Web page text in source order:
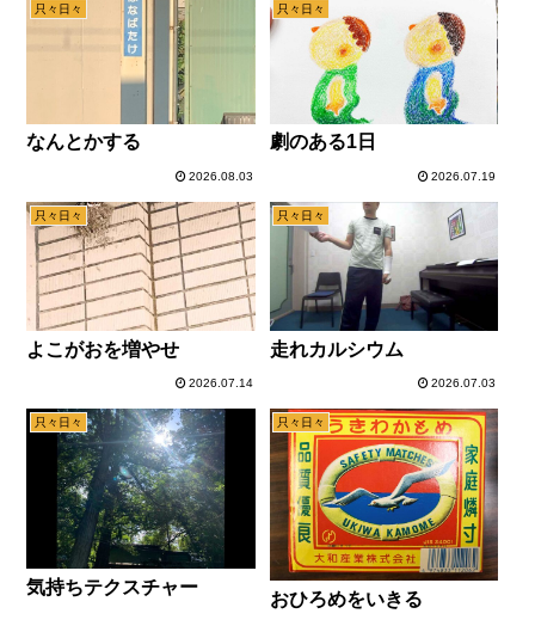
只々日々
なんとかする
2026.08.03
只々日々
劇のある1日
2026.07.19
只々日々
よこがおを増やせ
2026.07.14
只々日々
走れカルシウム
2026.07.03
只々日々
気持ちテクスチャー
只々日々
おひろめをいきる